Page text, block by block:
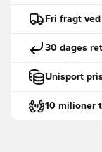
Fri fragt
30 dages
Unisport
10 milioner